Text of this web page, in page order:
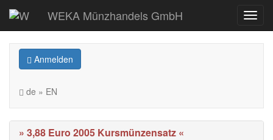
WEKA Münzhandels GmbH
Anmelden
de » EN
» 3,88 Euro 2005 Kursmünzensatz «